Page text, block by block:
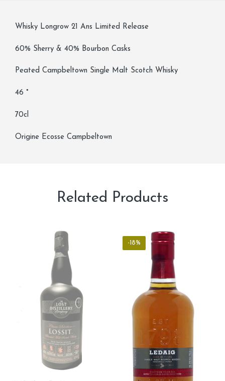
Whisky Longrow 21 Ans Limited Release
60% Sherry & 40% Bourbon Casks
Peated Campbeltown Single Malt Scotch Whisky
46 °
70cl
Origine Ecosse Campbeltown
Related Products
-18%